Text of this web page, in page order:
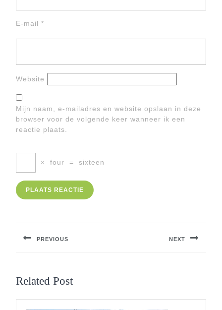
E-mail *
Website
Mijn naam, e-mailadres en website opslaan in deze
browser voor de volgende keer wanneer ik een
reactie plaats.
× four = sixteen
PREVIOUS NEXT
Related Post